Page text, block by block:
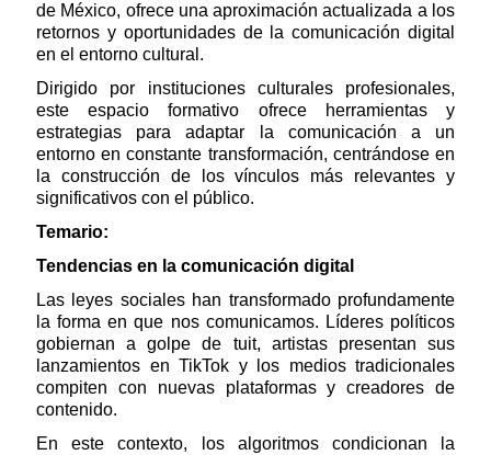
de México, ofrece una aproximación actualizada a los
retornos y oportunidades de la comunicación digital
en el entorno cultural.
Dirigido por instituciones culturales profesionales,
este espacio formativo ofrece herramientas y
estrategias para adaptar la comunicación a un
entorno en constante transformación, centrándose en
la construcción de los vínculos más relevantes y
significativos con el público.
Temario:
Tendencias en la comunicación digital
Las leyes sociales han transformado profundamente
la forma en que nos comunicamos. Líderes políticos
gobiernan a golpe de tuit, artistas presentan sus
lanzamientos en TikTok y los medios tradicionales
compiten con nuevas plataformas y creadores de
contenido.
En este contexto, los algoritmos condicionan la